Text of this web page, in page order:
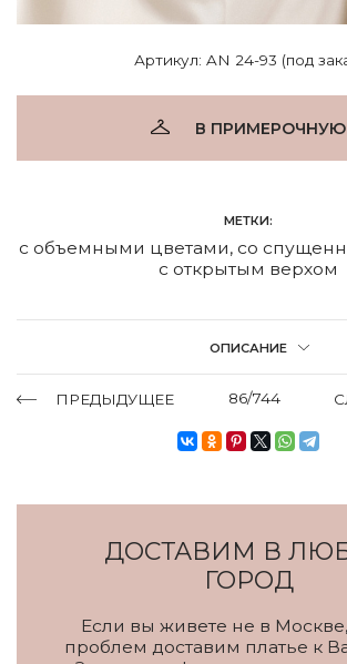
Артикул: AN 24-93 (под
В ПРИМЕРОЧНУЮ
МЕТКИ:
с объемными цветами, со
с открытым верхом
ОПИСАНИЕ
ПРЕДЫДУЩЕЕ 86/744
ДОСТАВИМ В
ГОРОД
Если вы живете не в
проблем доставим платье к